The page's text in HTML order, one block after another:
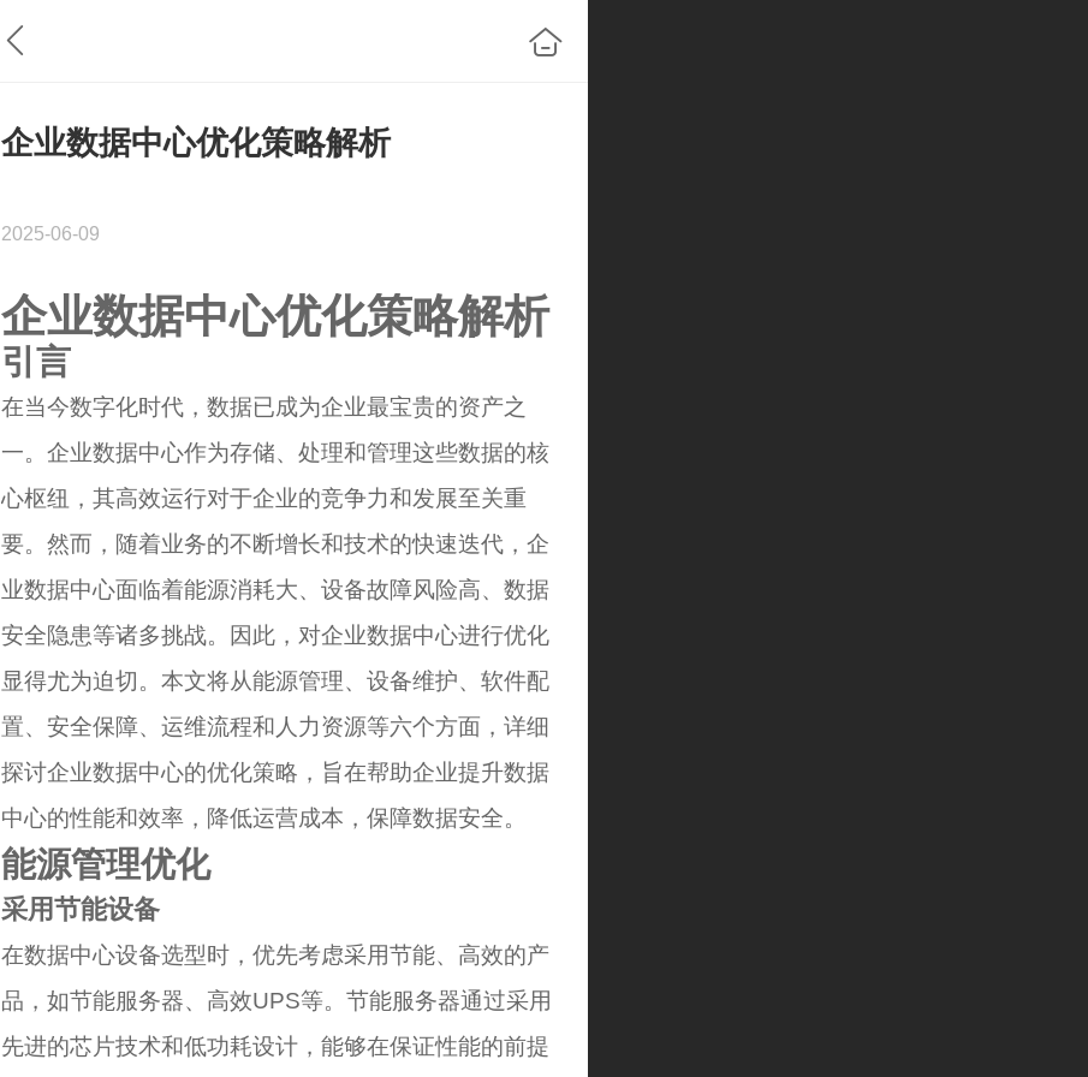
企业数据中心优化策略解析
2025-06-09
企业数据中心优化策略解析
引言
在当今数字化时代，数据已成为企业最宝贵的资产之
一。企业数据中心作为存储、处理和管理这些数据的核
心枢纽，其高效运行对于企业的竞争力和发展至关重
要。然而，随着业务的不断增长和技术的快速迭代，企
业数据中心面临着能源消耗大、设备故障风险高、数据
安全隐患等诸多挑战。因此，对企业数据中心进行优化
显得尤为迫切。本文将从能源管理、设备维护、软件配
置、安全保障、运维流程和人力资源等六个方面，详细
探讨企业数据中心的优化策略，旨在帮助企业提升数据
中心的性能和效率，降低运营成本，保障数据安全。
能源管理优化
采用节能设备
在数据中心设备选型时，优先考虑采用节能、高效的产
品，如节能服务器、高效UPS等。节能服务器通过采用
先进的芯片技术和低功耗设计，能够在保证性能的前提